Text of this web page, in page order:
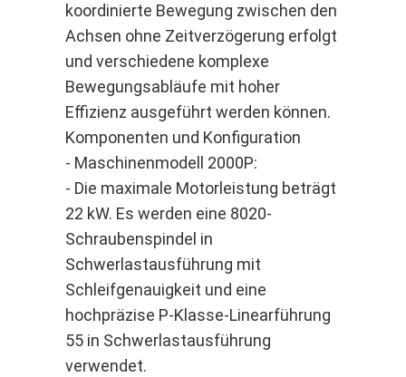
koordinierte Bewegung zwischen den
Achsen ohne Zeitverzögerung erfolgt
und verschiedene komplexe
Bewegungsabläufe mit hoher
Effizienz ausgeführt werden können.
Komponenten und Konfiguration
- Maschinenmodell 2000P:
- Die maximale Motorleistung beträgt
22 kW. Es werden eine 8020-
Schraubenspindel in
Schwerlastausführung mit
Schleifgenauigkeit und eine
hochpräzise P-Klasse-Linearführung
55 in Schwerlastausführung
verwendet.